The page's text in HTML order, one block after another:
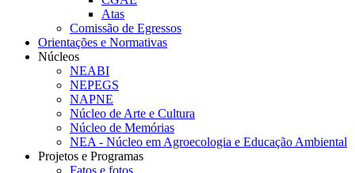
Atas
Comissão de Egressos
Orientações e Normativas
Núcleos
NEABI
NEPEGS
NAPNE
Núcleo de Arte e Cultura
Núcleo de Memórias
NEA - Núcleo em Agroecologia e Educação Ambiental
Projetos e Programas
Fatos e fotos